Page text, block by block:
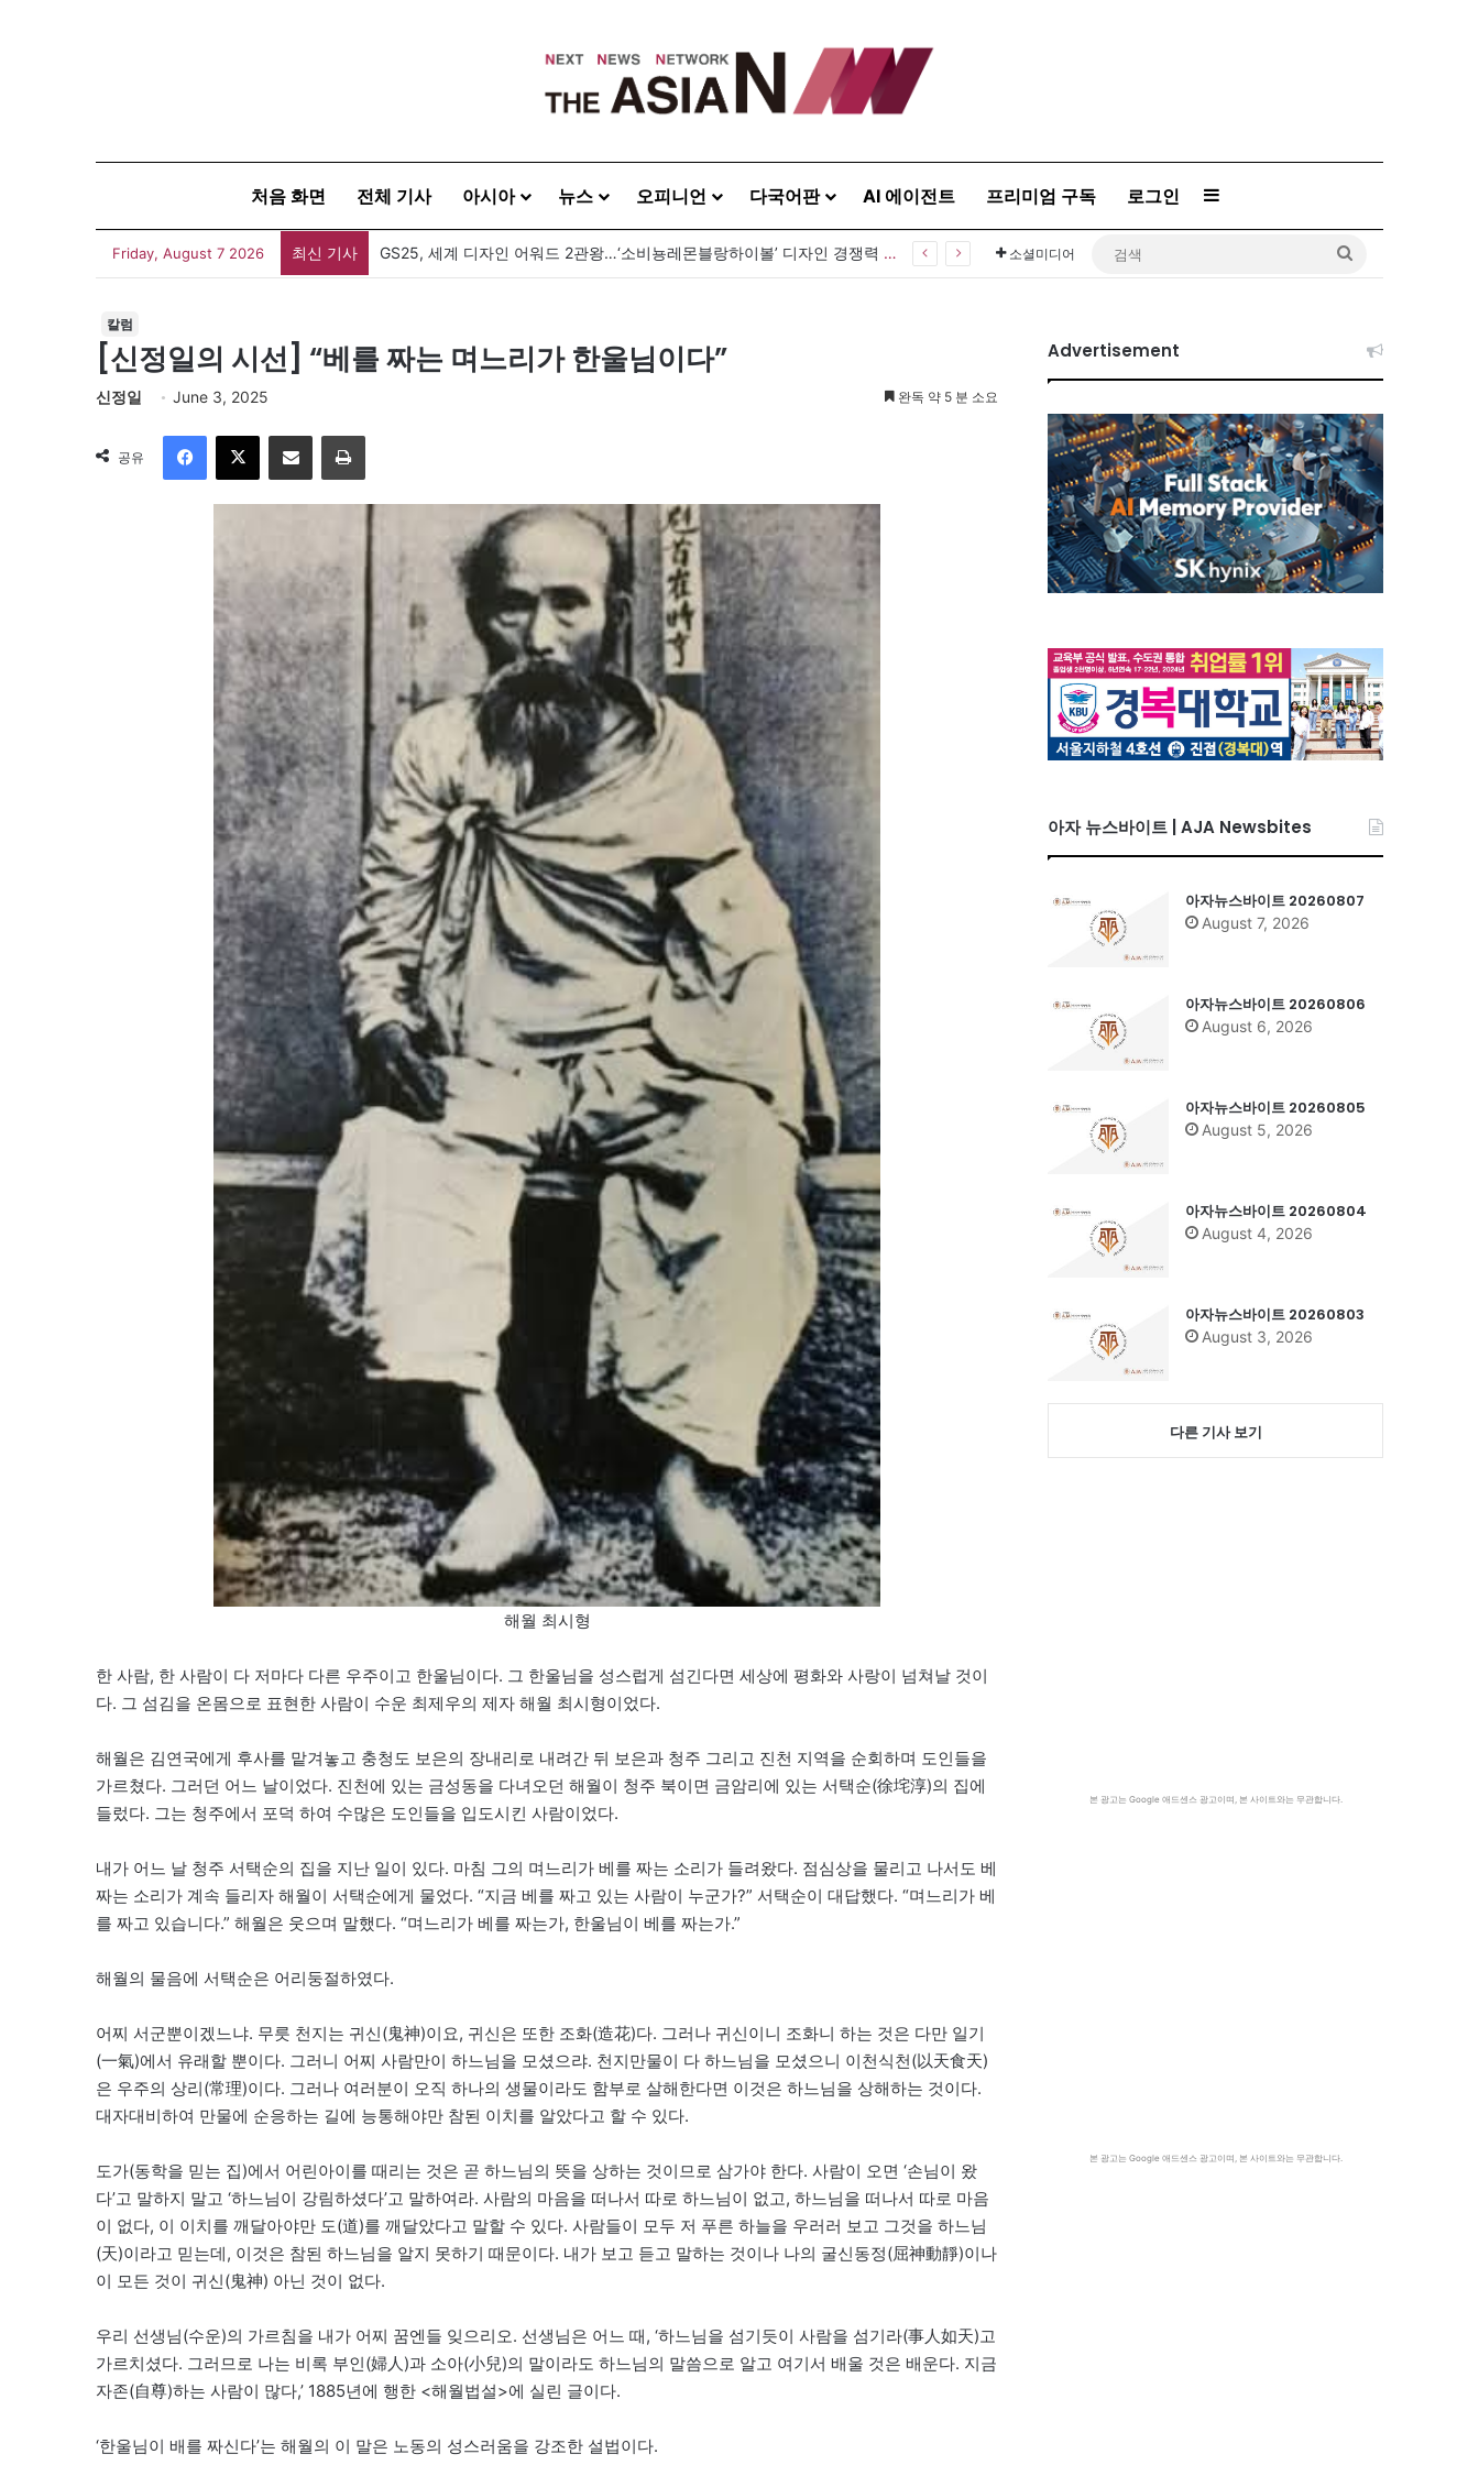
처음 화면 전체 기사 아시아 뉴스 오피니언 다국어판 AI 에이전트 프리미엄 구독 로그인 Sidebar
Friday, August 7 2026 최신 기사 GS25, 세계 디자인 어워드 2관왕…‘소비뇽레몬블랑하이볼’ 디자인 경쟁력 인정 소셜미디어
칼럼
[신정일의 시선] “베를 짜는 며느리가 한울님이다”
신정일 June 3, 2025 완독 약 5 분 소요
공유
Facebook
X 이메일 인쇄
해월 최시형
한 사람, 한 사람이 다 저마다 다른 우주이고 한울님이다. 그 한울님을 성스럽게 섬긴다면 세상에 평화와 사랑이 넘쳐날 것이
다. 그 섬김을 온몸으로 표현한 사람이 수운 최제우의 제자 해월 최시형이었다.
해월은 김연국에게 후사를 맡겨놓고 충청도 보은의 장내리로 내려간 뒤 보은과 청주 그리고 진천 지역을 순회하며 도인들을
가르쳤다. 그러던 어느 날이었다. 진천에 있는 금성동을 다녀오던 해월이 청주 북이면 금암리에 있는 서택순(徐垞淳)의 집에
들렀다. 그는 청주에서 포덕 하여 수많은 도인들을 입도시킨 사람이었다.
내가 어느 날 청주 서택순의 집을 지난 일이 있다. 마침 그의 며느리가 베를 짜는 소리가 들려왔다. 점심상을 물리고 나서도 베
짜는 소리가 계속 들리자 해월이 서택순에게 물었다. “지금 베를 짜고 있는 사람이 누군가?” 서택순이 대답했다. “며느리가 베
를 짜고 있습니다.” 해월은 웃으며 말했다. “며느리가 베를 짜는가, 한울님이 베를 짜는가.”
해월의 물음에 서택순은 어리둥절하였다.
어찌 서군뿐이겠느냐. 무릇 천지는 귀신(鬼神)이요, 귀신은 또한 조화(造花)다. 그러나 귀신이니 조화니 하는 것은 다만 일기
(一氣)에서 유래할 뿐이다. 그러니 어찌 사람만이 하느님을 모셨으랴. 천지만물이 다 하느님을 모셨으니 이천식천(以天食天)
은 우주의 상리(常理)이다. 그러나 여러분이 오직 하나의 생물이라도 함부로 살해한다면 이것은 하느님을 상해하는 것이다.
대자대비하여 만물에 순응하는 길에 능통해야만 참된 이치를 알았다고 할 수 있다.
도가(동학을 믿는 집)에서 어린아이를 때리는 것은 곧 하느님의 뜻을 상하는 것이므로 삼가야 한다. 사람이 오면 ‘손님이 왔
다’고 말하지 말고 ‘하느님이 강림하셨다’고 말하여라. 사람의 마음을 떠나서 따로 하느님이 없고, 하느님을 떠나서 따로 마음
이 없다, 이 이치를 깨달아야만 도(道)를 깨달았다고 말할 수 있다. 사람들이 모두 저 푸른 하늘을 우러러 보고 그것을 하느님
(天)이라고 믿는데, 이것은 참된 하느님을 알지 못하기 때문이다. 내가 보고 듣고 말하는 것이나 나의 굴신동정(屈神動靜)이나
이 모든 것이 귀신(鬼神) 아닌 것이 없다.
우리 선생님(수운)의 가르침을 내가 어찌 꿈엔들 잊으리오. 선생님은 어느 때, ‘하느님을 섬기듯이 사람을 섬기라(事人如天)고
가르치셨다. 그러므로 나는 비록 부인(婦人)과 소아(小兒)의 말이라도 하느님의 말씀으로 알고 여기서 배울 것은 배운다. 지금
자존(自尊)하는 사람이 많다,’ 1885년에 행한 <해월법설>에 실린 글이다.
‘한울님이 배를 짜신다’는 해월의 이 말은 노동의 성스러움을 강조한 설법이다.
Advertisement
아자 뉴스바이트 | AJA Newsbites
아자뉴스바이트 20260807
August 7, 2026
아자뉴스바이트 20260806
August 6, 2026
아자뉴스바이트 20260805
August 5, 2026
아자뉴스바이트 20260804
August 4, 2026
아자뉴스바이트 20260803
August 3, 2026
다른 기사 보기
본 광고는 Google 애드센스 광고이며, 본 사이트와는 무관합니다.
본 광고는 Google 애드센스 광고이며, 본 사이트와는 무관합니다.